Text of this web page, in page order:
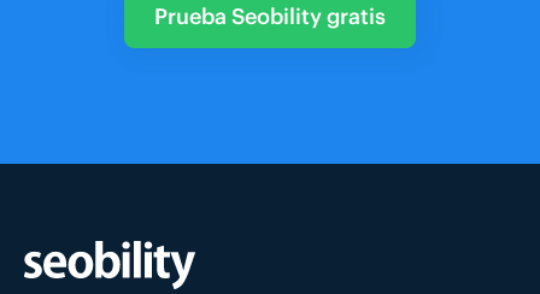
Prueba Seobility gratis